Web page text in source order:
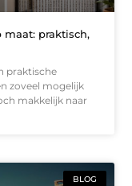
praktisch,
praktische
zoveel mogelijk
makkelijk naar
BLOG